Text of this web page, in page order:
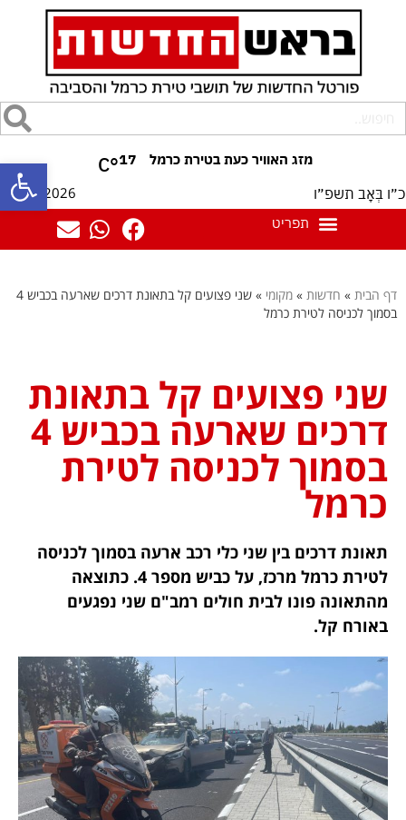
פתח 17
°C
כ״ו בְּאָב תשפ״ו 09/08/2026
דף הבית » חדשות » מקומי »
שני פצועים קל בתאונת דרכים שארעה בכביש 4
בסמוך לכניסה לטירת כרמל
שני פצועים קל בתאונת
דרכים שארעה בכביש 4
בסמוך לכניסה לטירת
כרמל
תאונת דרכים בין שני כלי רכב ארעה בסמוך לכניסה
לטירת כרמל מרכז, על כביש מספר 4. כתוצאה
מהתאונה פונו לבית חולים רמב"ם שני נפגעים
באורח קל.